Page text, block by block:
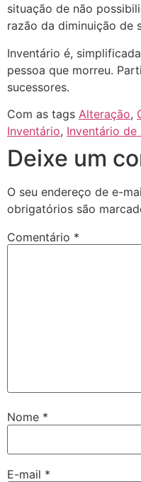
situação de não
razão da diminuição de
Inventário é,
pessoa que morreu.
sucessores.
Com as tags Alteração,
Inventário, Inventário de
Deixe um
O seu endereço de e-
obrigatórios são
Comentário *
Nome *
E-mail *